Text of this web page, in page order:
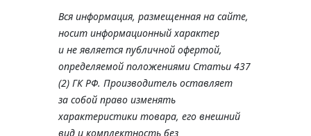
Вся информация, размещенная на сайте,
носит информационный характер
и не является публичной офертой,
определяемой положениями Статьи 437
(2) ГК РФ. Производитель оставляет
за собой право изменять
характеристики товара, его внешний
вид и комплектность без